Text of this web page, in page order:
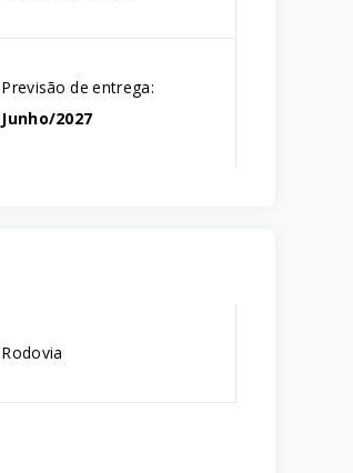
Previsão de entrega:
Junho/2027
Rodovia